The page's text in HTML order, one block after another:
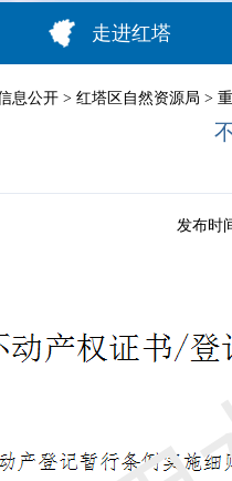
走进红塔
息公开 > 红塔区自然资源局 >
发布时